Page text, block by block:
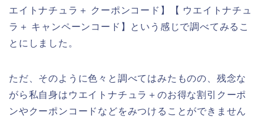
エイトナチュラ＋ クーポンコード】【 ウエイトナチュ
ラ＋ キャンペーンコード】という感じで調べてみるこ
とにしました。
ただ、そのように色々と調べてはみたものの、残念な
がら私自身はウエイトナチュラ＋のお得な割引クーポ
ンやクーポンコードなどをみつけることができません